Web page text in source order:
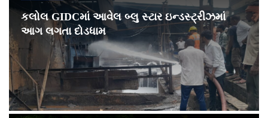
કલોલ GIDCમાં આવેલ બ્લુ સ્ટાર ઇન્ડસ્ટ્રીઝમાં
આગ લગતા દોડધામ